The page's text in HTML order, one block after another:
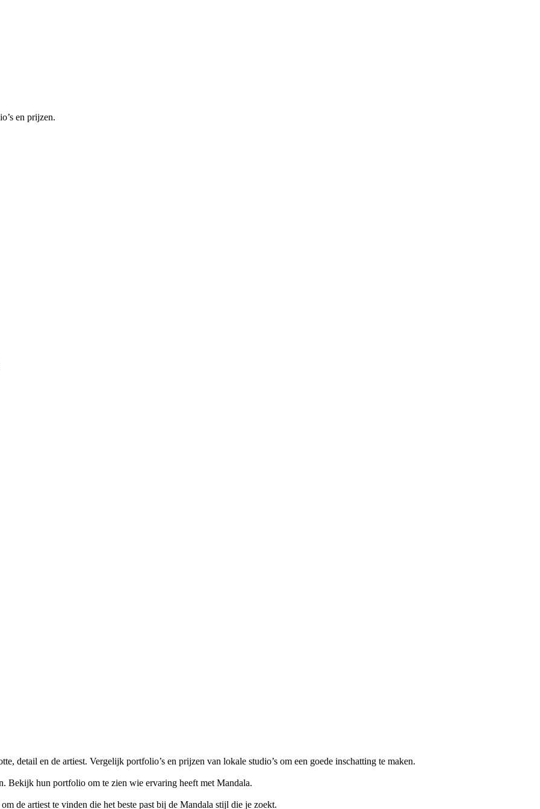
en prijzen.
detail en de artiest. Vergelijk portfolio’s en prijzen van lokale studio’s om een goede inschatting te maken.
Bekijk hun portfolio om te zien wie ervaring heeft met Mandala.
de artiest te vinden die het beste past bij de Mandala stijl die je zoekt.